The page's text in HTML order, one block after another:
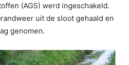
(AGS) werd ingeschakeld.
uit de sloot gehaald en
genomen.